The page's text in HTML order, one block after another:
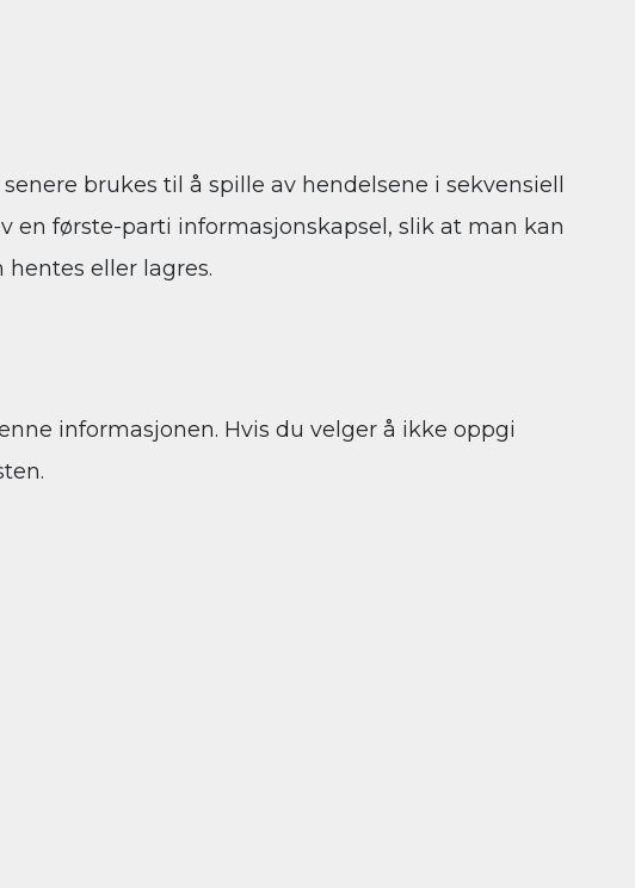
brukes til å spille av hendelsene i sekvensiell
en første-parti informasjonskapsel, slik at man kan
eller lagres.
informasjonen. Hvis du velger å ikke oppgi